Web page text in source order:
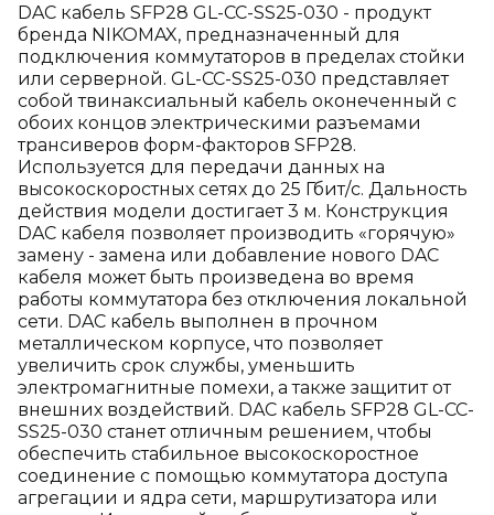
DAC кабель SFP28 GL-CC-SS25-030 - продукт
бренда NIKOMAX, предназначенный для
подключения коммутаторов в пределах стойки
или серверной. GL-CC-SS25-030 представляет
собой твинаксиальный кабель оконеченный с
обоих концов электрическими разъемами
трансиверов форм-факторов SFP28.
Используется для передачи данных на
высокоскоростных сетях до 25 Гбит/с. Дальность
действия модели достигает 3 м. Конструкция
DAC кабеля позволяет производить «горячую»
замену - замена или добавление нового DAC
кабеля может быть произведена во время
работы коммутатора без отключения локальной
сети. DAC кабель выполнен в прочном
металлическом корпусе, что позволяет
увеличить срок службы, уменьшить
электромагнитные помехи, а также защитит от
внешних воздействий. DAC кабель SFP28 GL-CC-
SS25-030 станет отличным решением, чтобы
обеспечить стабильное высокоскоростное
соединение с помощью коммутатора доступа
агрегации и ядра сети, маршрутизатора или